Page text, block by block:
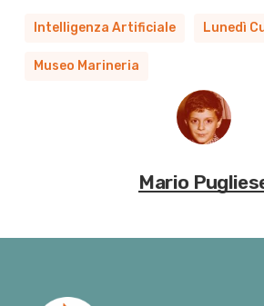
Intelligenza Artificiale Lunedì
Museo Marineria
Mario